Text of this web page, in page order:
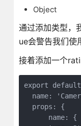
Object
通过添加类型，
ue会警告我们使
接着添加一个
export
name:
  props: {
      name: {